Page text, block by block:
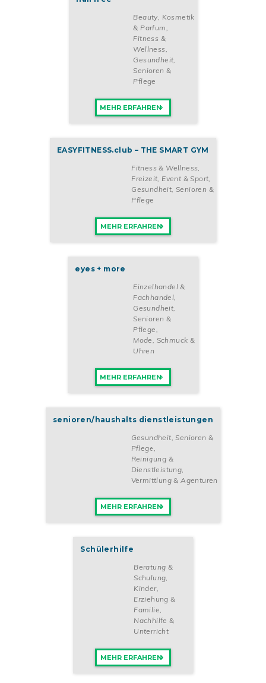
Beauty, Kosmetik
& Parfum,
Fitness &
Wellness,
Gesundheit,
Senioren &
Pflege
MEHR ERFAHREN
EASYFITNESS.club – THE SMART GYM
Fitness & Wellness,
Freizeit, Event & Sport,
Gesundheit, Senioren &
Pflege
MEHR ERFAHREN
eyes + more
Einzelhandel &
Fachhandel,
Gesundheit,
Senioren &
Pflege,
Mode, Schmuck &
Uhren
MEHR ERFAHREN
senioren/haushalts dienstleistungen
Gesundheit, Senioren &
Pflege,
Reinigung &
Dienstleistung,
Vermittlung & Agenturen
MEHR ERFAHREN
Schülerhilfe
Beratung &
Schulung,
Kinder,
Erziehung &
Familie,
Nachhilfe &
Unterricht
MEHR ERFAHREN